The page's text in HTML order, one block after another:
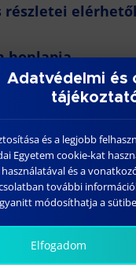
részletei
honlapja
híreink
Adatvédelmi és
és a legjobb
Egyetem cookie-kat
és a
további
módosíthatja a
Elfogadom